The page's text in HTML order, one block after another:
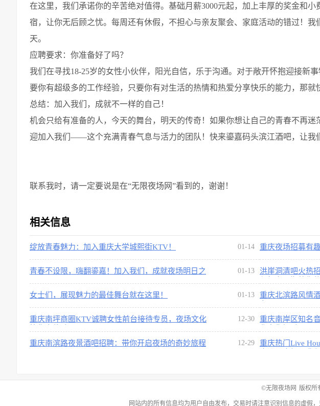
在这里，我们承诺你的辛苦绝对值得。基础月薪3000元起，加上丰厚的奖金和
宿，让你无后顾之忧。每周还有休假，不担心与亲友聚会、家庭活动的错过！
天。
应聘要求：你准备好了吗？
我们在寻找18-25岁的女性小伙伴，阳光自信，乐于沟通。对于敞开怀抱迎接新
要你有超级多的工作经验，只要你有对生活的热情和热爱分享快乐的能力，那就
总结：加入我们，成就不一样的自己！
机会只给有准备的人，今天的舞台，明天的传奇！如果你想让自己的青春不再
迎加入我们——这个充满青春气息与活力的团队！快来鎏嘉码头滨江酒吧，让我
联系我时，请一定要说是在“无限夜场网”看到的，谢谢！
相关信息
绽放青春魅力：加入重庆大学城熙街KTV！ 01-14 重庆夜场招募有
青春不设限，嗨翻鎏嘉！加入我们，成就夜场明日之
01-13
洪崖洞清吧火热
女士们，展现魅力的最佳舞台就在这里！ 01-13
重庆北滨路风情
重庆南坪商圈KTV诚聘女性前台接待专员，夜场文化
12-30
重庆南岸区知名
重庆南滨路夜景酒吧招聘：带你开启夜场的奇妙旅程 12-29
重庆热门Live
©无限夜场网 版权所
网站内的所有信息均为用户自由发布，交易时请注意识别信息的虚假